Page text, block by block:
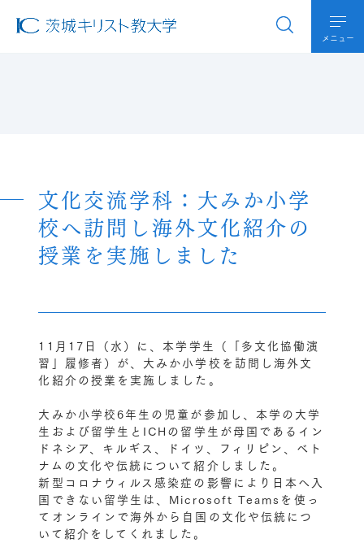
メニュー
文化交流学科：大みか小学
校へ訪問し海外文化紹介の
授業を実施しました
11月17日（水）に、本学学生（「多文化協働演
習」履修者）が、大みか小学校を訪問し海外文
化紹介の授業を実施しました。
大みか小学校6年生の児童が参加し、本学の大学
生および留学生とICHの留学生が母国であるイン
ドネシア、キルギス、ドイツ、フィリピン、ベト
ナムの文化や伝統について紹介しました。
新型コロナウィルス感染症の影響により日本へ入
国できない留学生は、Microsoft Teamsを使っ
てオンラインで海外から自国の文化や伝統につ
いて紹介をしてくれました。